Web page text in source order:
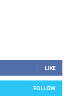
LIKE
FOLLOW